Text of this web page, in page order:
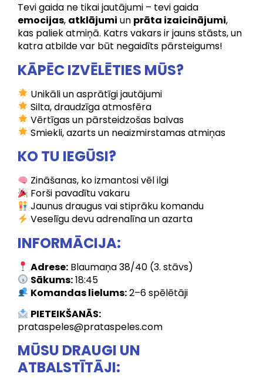
Tevi gaida ne tikai jautājumi – tevi gaida
emocijas, atklājumi un prāta izaicinājumi,
kas paliek atmiņā. Katrs vakars ir jauns stāsts, un
katra atbilde var būt negaidīts pārsteigums!
KĀPĒC IZVĒLĒTIES MŪS?
Unikāli un asprātīgi jautājumi
Silta, draudzīga atmosfēra
Vērtīgas un pārsteidzošas balvas
Smiekli, azarts un neaizmirstamas atmiņas
KO TU IEGŪSI?
Zināšanas, ko izmantosi vēl ilgi
Forši pavadītu vakaru
Jaunus draugus vai stiprāku komandu
Veselīgu devu adrenalīna un azarta
INFORMĀCIJA:
Adrese: Blaumaņa 38/40 (3. stāvs)
Sākums:18:45
Komandas lielums:2–6 spēlētāji
PIETEIKŠANĀS:
prataspeles@prataspeles.com
MŪSU DRAUGI UN
ATBALSTĪTĀJI: